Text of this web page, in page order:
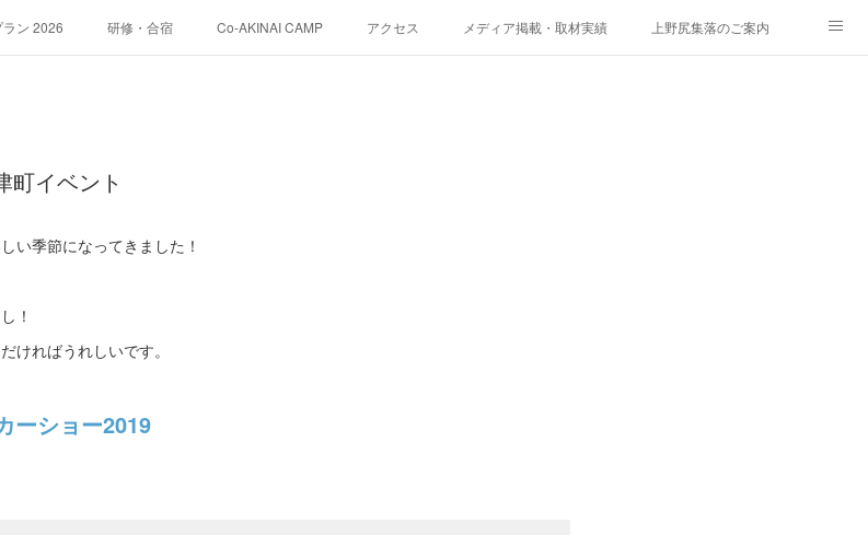
ラン 2026 研修・合宿 Co-AKINAI CAMP アクセス メディア掲載・取材実績 上野尻集落のご案内
町イベント
い季節になってきました！
！
ければうれしいです。
ーショー2019